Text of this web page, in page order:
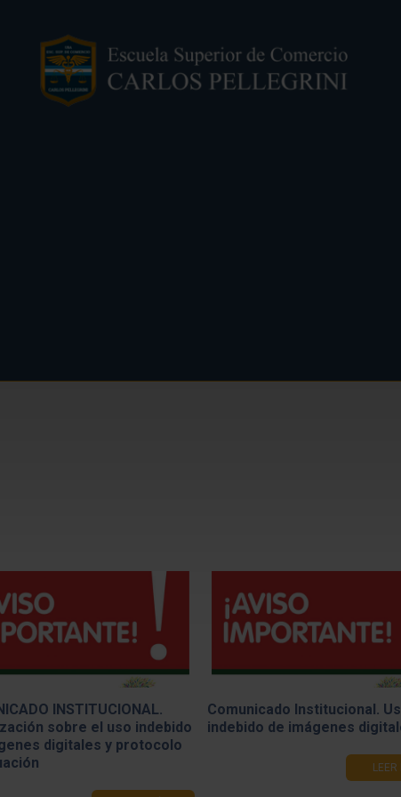
INSTITUCIONAL.
sobre el uso indebido
digitales y protocolo
Comunicado Institucional.
indebido de imágenes
LEER